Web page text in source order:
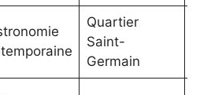
Quartier
Saint-
Germain